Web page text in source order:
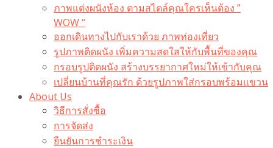
ภาพแต่งผนังห้อง ตามสไตล์คุณใครเห็นต้อง ”
WOW “
ออกเดินทางไปกับเราด้วย ภาพท่องเที่ยว
รูปภาพติดผนัง เพิ่มความสดใสให้กับพื้นที่ของคุณ
กรอบรูปติดผนัง สร้างบรรยากาศใหม่ให้เข้ากับคุณ
เปลี่ยนบ้านที่คุณรัก ด้วยรูปภาพใส่กรอบพร้อมแขวน​
About Us
วิธีการสั่งซื้อ
การจัดส่ง
ยืนยันการชำระเงิน